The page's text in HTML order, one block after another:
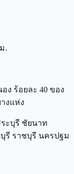
.
ง ร้อยละ 40 ของ
งแห่ง
ะบุรี ชัยนาท
รี ราชบุรี นครปฐม